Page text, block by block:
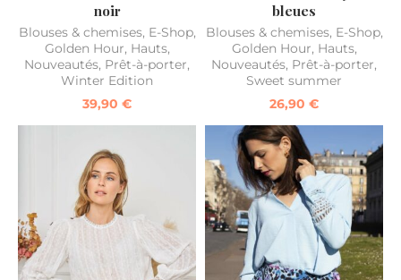
noir
Blouses & chemises, E-Shop,
Golden Hour, Hauts,
Nouveautés, Prêt-à-porter,
Winter Edition
39,90 €
bleues
Blouses & chemises, E-Shop,
Golden Hour, Hauts,
Nouveautés, Prêt-à-porter,
Sweet summer
26,90 €